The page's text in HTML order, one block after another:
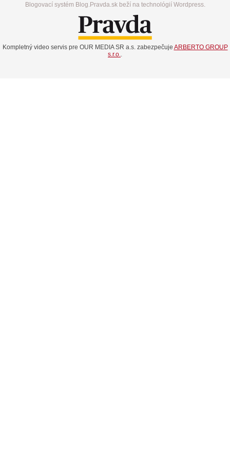
Blogovací systém Blog.Pravda.sk beží na technológií Wordpress.
Kompletný video servis pre OUR MEDIA SR a.s. zabezpečuje ARBERTO GROUP
s.r.o..